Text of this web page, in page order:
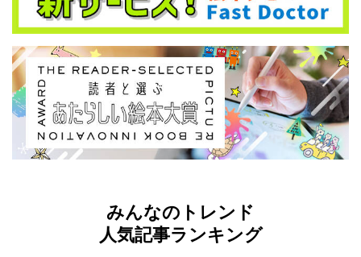
みんなのトレンド
人気記事ランキング